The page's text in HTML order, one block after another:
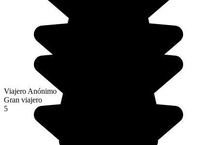
Viajero Anónimo
Gran viajero
5